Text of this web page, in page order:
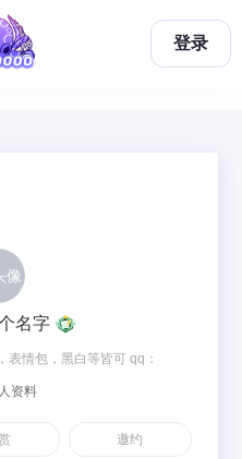
登录
名字
表情包，黑白等皆可 qq：
资料
邀约